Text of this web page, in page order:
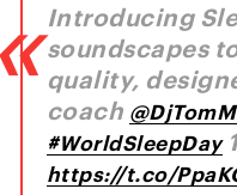
Introducing
soundscapes
quality,
coach
#WorldSleepDay
https://t.co/